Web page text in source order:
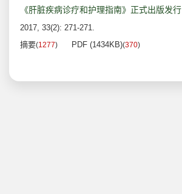
《肝脏疾病诊疗和护理指南》正式出版发行
2017, 33(2): 271-271.
摘要(1277) PDF (1434KB)(370)